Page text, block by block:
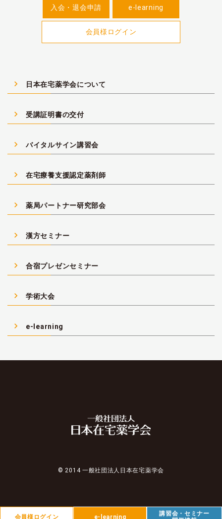
入会・退会申請 e-learning
会員様ログイン
navigate_next 日本在宅薬学会について
navigate_next 受講証明書の交付
navigate_next バイタルサイン講習会
navigate_next 在宅療養支援認定薬剤師
navigate_next 薬局パートナー研究部会
navigate_next 漢方セミナー
navigate_next 合宿プレゼンセミナー
navigate_next 学術大会
navigate_next e-learning
© 2014 一般社団法人日本在宅薬学会
会員様ログイン e-learning
講習会・セミナー